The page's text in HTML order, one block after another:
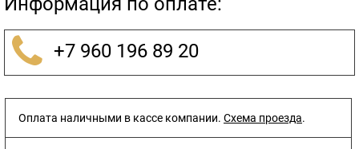
+7 960 196 89 20
Оплата наличными в кассе компании. Схема проезда.